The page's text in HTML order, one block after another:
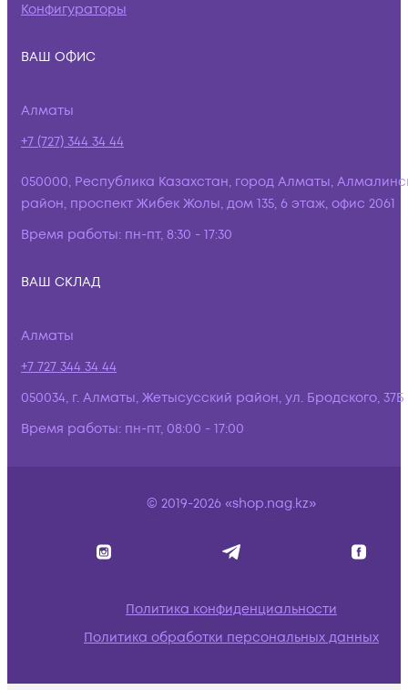
Конфигураторы
ВАШ ОФИС
Алматы
+7 (727) 344 34 44
050000, Республика Казахстан, город Алматы,
район, проспект Жибек Жолы, дом 135, 6 этаж, офис 2061
Время работы: пн-пт, 8:30 - 17:30
ВАШ СКЛАД
Алматы
+7 727 344 34 44
050034, г. Алматы, Жетысусский район, ул. Бродского, 37Б
Время работы: пн-пт, 08:00 - 17:00
© 2019-2026 «shop.nag.kz»
Политика конфиденциальности
Политика обработки персональных данных